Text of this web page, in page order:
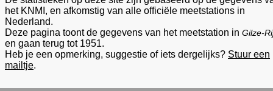
het KNMI, en afkomstig van alle officiële meetstations in
Nederland.
Deze pagina toont de gegevens van het meetstation in Gilze-
en gaan terug tot 1951.
Heb je een opmerking, suggestie of iets dergelijks? Stuur een
mailtje.